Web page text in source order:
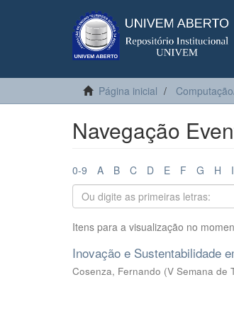
Página inicial
Navegação
0-9 A B C D E F G H I
Itens para a visualização no
Inovação e Sustentabilidade
Cosenza, Fernando (V Semana de